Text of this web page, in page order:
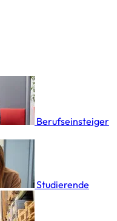
Berufseinsteiger
Studierende